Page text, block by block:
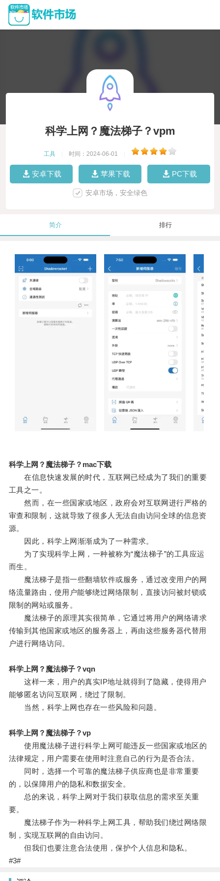
科学上网？魔法梯子？vpm
工具 时间：2024-06-01
安卓下载 苹果下载 PC下载
安卓市场，安全绿色
简介 排行
科学上网？魔法梯子？mac下载
在信息快速发展的时代，互联网已经成为了我们的重要
工具之一。
然而，在一些国家或地区，政府会对互联网进行严格的
审查和限制，这就导致了很多人无法自由访问全球的信息资
源。
因此，科学上网渐渐成为了一种需求。
为了实现科学上网，一种被称为“魔法梯子”的工具应运
而生。
魔法梯子是指一些翻墙软件或服务，通过改变用户的网
络流量路由，使用户能够绕过网络限制，直接访问被封锁或
限制的网站或服务。
魔法梯子的原理其实很简单，它通过将用户的网络请求
传输到其他国家或地区的服务器上，再由这些服务器代替用
户进行网络访问。
科学上网？魔法梯子？vqn
这样一来，用户的真实IP地址就得到了隐藏，使得用户
能够匿名访问互联网，绕过了限制。
当然，科学上网也存在一些风险和问题。
科学上网？魔法梯子？vp
使用魔法梯子进行科学上网可能违反一些国家或地区的
法律规定，用户需要在使用时注意自己的行为是否合法。
同时，选择一个可靠的魔法梯子供应商也是非常重要
的，以保障用户的隐私和数据安全。
总的来说，科学上网对于我们获取信息的需求至关重
要。
魔法梯子作为一种科学上网工具，帮助我们绕过网络限
制，实现互联网的自由访问。
但我们也要注意合法使用，保护个人信息和隐私。
#3#